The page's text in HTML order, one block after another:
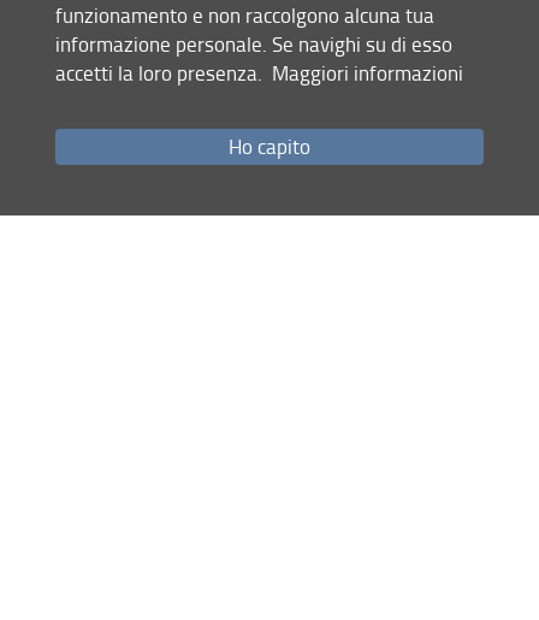
Amministrazione
Francesca Degl'Innocenti
funzionamento e non raccolgono alcuna tua
informazione personale. Se navighi su di esso
accetti la loro presenza. Maggiori informazioni
Ho capito